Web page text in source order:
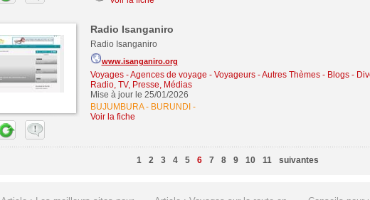
Radio Isanganiro
Radio Isanganiro
www.isanganiro.org
Voyages - Agences de voyage - Voyageurs-Autres Thèmes - Blogs -
Radio, TV, Presse, Médias
Mise à jour le 25/01/2026
BUJUMBURA - BURUNDI -
Voir la fiche
1 2 3 4 5 6 7 8 9 10 11 suivantes